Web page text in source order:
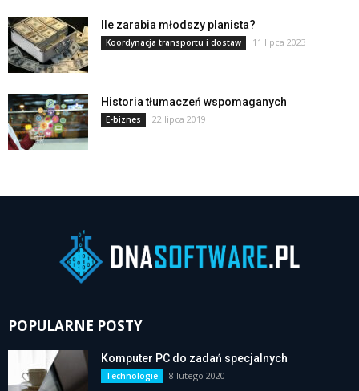
Ile zarabia młodszy planista?
Koordynacja transportu i dostaw 11 lipca 2023
Historia tłumaczeń wspomaganych
E-biznes 22 lipca 2019
POPULARNE POSTY
Komputer PC do zadań specjalnych
Technologie 8 lutego 2020